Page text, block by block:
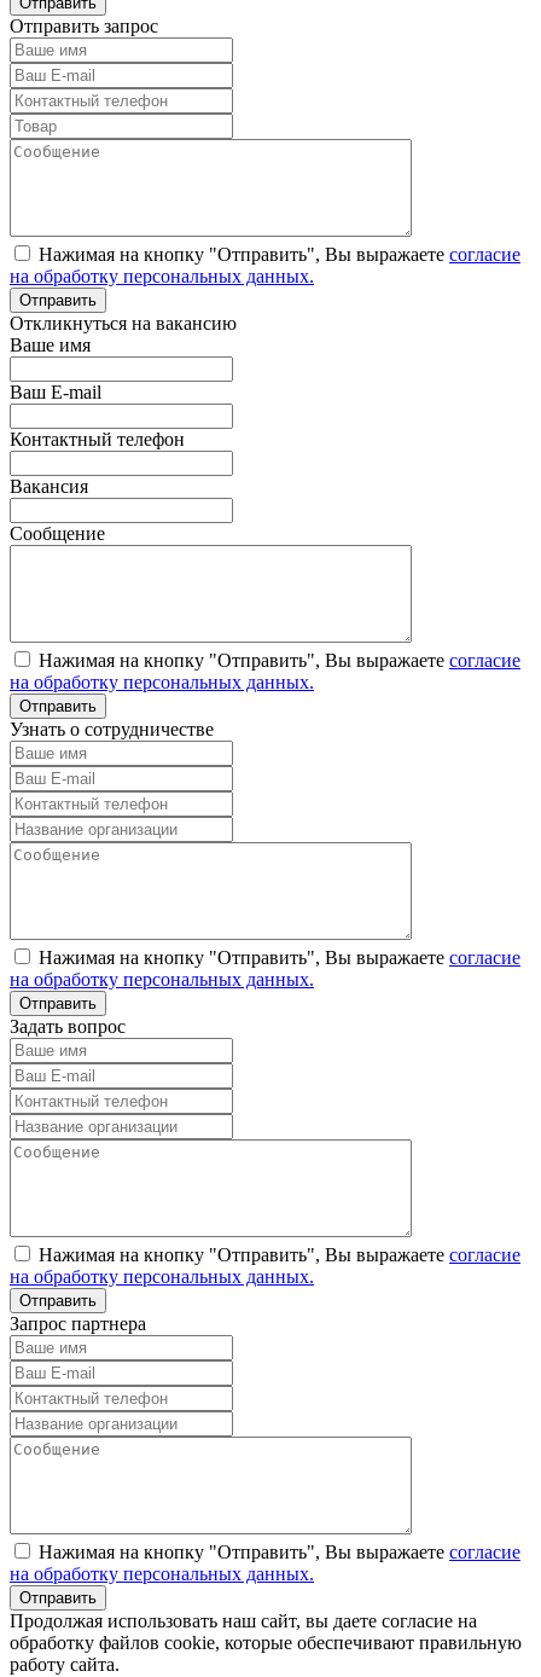
Отправить запрос
Нажимая на кнопку "Отправить", Вы выражаете согласие
на обработку персональных данных.
Откликнуться на вакансию
Ваше имя
Ваш E-mail
Контактный телефон
Вакансия
Сообщение
Нажимая на кнопку "Отправить", Вы выражаете согласие
на обработку персональных данных.
Узнать о сотрудничестве
Нажимая на кнопку "Отправить", Вы выражаете согласие
на обработку персональных данных.
Задать вопрос
Нажимая на кнопку "Отправить", Вы выражаете согласие
на обработку персональных данных.
Запрос партнера
Нажимая на кнопку "Отправить", Вы выражаете согласие
на обработку персональных данных.
Продолжая использовать наш сайт, вы даете согласие на
обработку файлов cookie, которые обеспечивают правильную
работу сайта.